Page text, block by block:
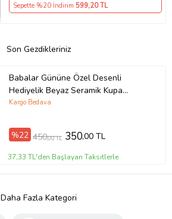
Sepette %20 İndirim 599,20 TL
Son Gezdikleriniz
Babalar Gününe Özel Desenli
Hediyelik Beyaz Seramik Kupa
Bardak
Kargo Bedava
%22 450,00 TL 350,00 TL
37,33 TL'den Başlayan Taksitlerle
Daha Fazla Kategori